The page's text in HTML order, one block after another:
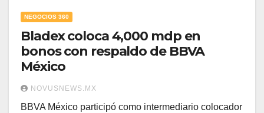
NEGOCIOS 360
Bladex coloca 4,000 mdp en
bonos con respaldo de BBVA
México
NOVUSNEWS.MX
BBVA México participó como intermediario colocador